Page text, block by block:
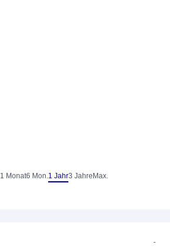
1 Monat6 Mon.1 Jahr3 Jahre Max.
-